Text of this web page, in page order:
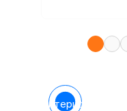
Характеристики